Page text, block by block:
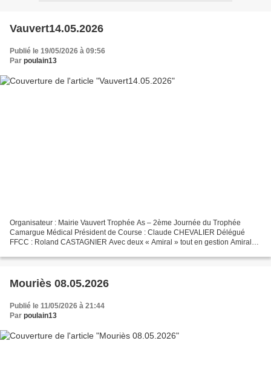
Vauvert14.05.2026
Publié le 19/05/2026 à 09:56
Par poulain13
Organisateur : Mairie Vauvert Trophée As – 2ème Journée du Trophée
Camargue Médical Président de Course : Claude CHEVALIER Délégué
FFCC : Roland CASTAGNIER Avec deux « Amiral » tout en gestion Amiral
Mouriès 08.05.2026
Publié le 11/05/2026 à 21:44
Par poulain13